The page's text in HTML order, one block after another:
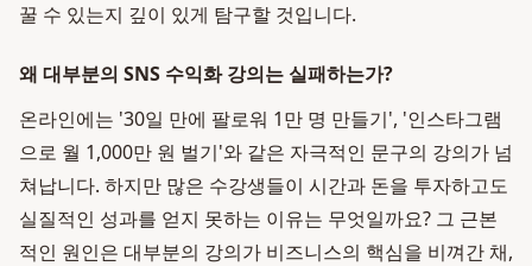
꿀 수 있는지 깊이 있게 탐구할 것입니다.
왜 대부분의 SNS 수익화 강의는 실패하는가?
온라인에는 '30일 만에 팔로워 1만 명 만들기', '인스타그램
으로 월 1,000만 원 벌기'와 같은 자극적인 문구의 강의가 넘
쳐납니다. 하지만 많은 수강생들이 시간과 돈을 투자하고도
실질적인 성과를 얻지 못하는 이유는 무엇일까요? 그 근본
적인 원인은 대부분의 강의가 비즈니스의 핵심을 비껴간 채,